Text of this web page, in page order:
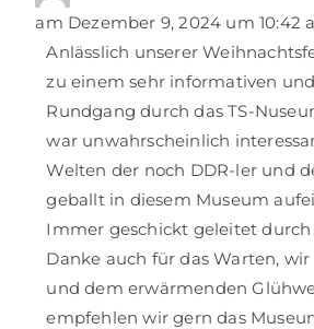
am Dezember 9, 2024 um 10:42
Anlässlich unserer
zu einem sehr informativen
Rundgang durch das TS-
war unwahrscheinlich
Welten der noch DDR-ler und
geballt in diesem Museum
Immer geschickt geleitet
Danke auch für das Warten,
und dem erwärmenden
empfehlen wir gern das